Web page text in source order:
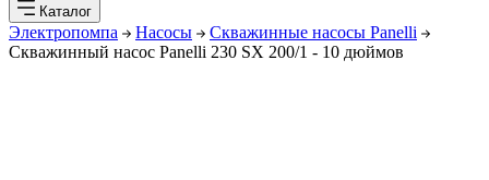
Каталог
Электропомпа Насосы
Скважинные насосы Panelli
Скважинный насос Panelli 230 SX 200/1 - 10 дюймов